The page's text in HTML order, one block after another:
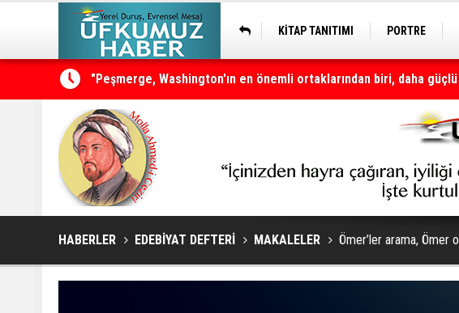
KİTAP TANITIMI PORTRE
"Peşmerge, Washington'ın en önemli ortaklarından biri, daha
Neçirvan Barzani: Kürdistan herkesin ortak vatanı olmaya devam
HABERLER EDEBİYAT DEFTERİ MAKALELER Ömer’ler arama, Ömer